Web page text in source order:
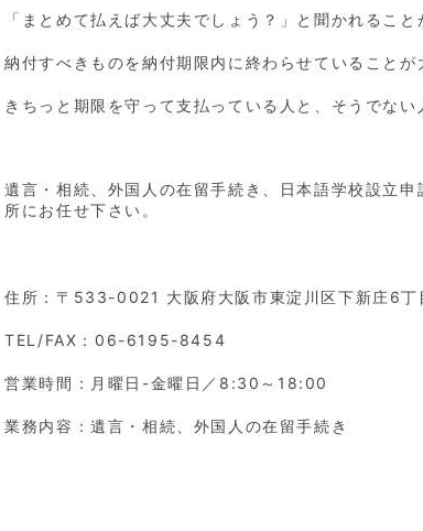
「まとめて払えば大丈夫でしょう？」と聞かれること
納付すべきものを納付期限内に終わらせていることが
きちっと期限を守って支払っている人と、そうでない
遺言・相続、外国人の在留手続き、日本語学校設立
所にお任せ下さい。
住所：〒533-0021 大阪府大阪市東淀川区下新庄6
TEL/FAX：06-6195-8454
営業時間：月曜日-金曜日／8:30～18:00
業務内容：遺言・相続、外国人の在留手続き